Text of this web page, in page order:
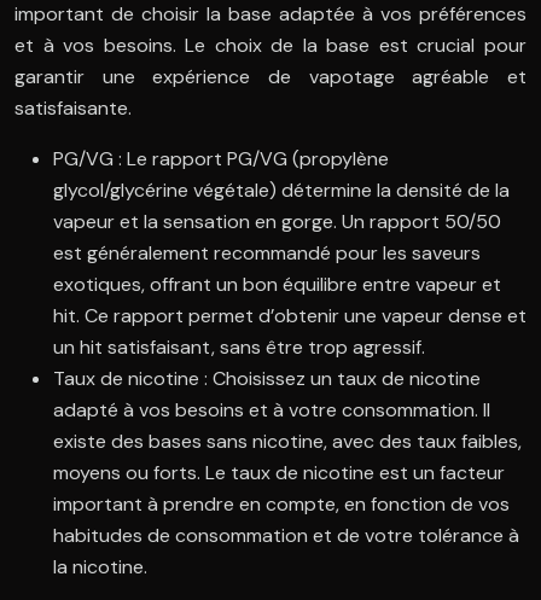
important de choisir la base adaptée à vos préférences
et à vos besoins. Le choix de la base est crucial pour
garantir une expérience de vapotage agréable et
satisfaisante.
PG/VG : Le rapport PG/VG (propylène
glycol/glycérine végétale) détermine la densité de la
vapeur et la sensation en gorge. Un rapport 50/50
est généralement recommandé pour les saveurs
exotiques, offrant un bon équilibre entre vapeur et
hit. Ce rapport permet d’obtenir une vapeur dense et
un hit satisfaisant, sans être trop agressif.
Taux de nicotine : Choisissez un taux de nicotine
adapté à vos besoins et à votre consommation. Il
existe des bases sans nicotine, avec des taux faibles,
moyens ou forts. Le taux de nicotine est un facteur
important à prendre en compte, en fonction de vos
habitudes de consommation et de votre tolérance à
la nicotine.